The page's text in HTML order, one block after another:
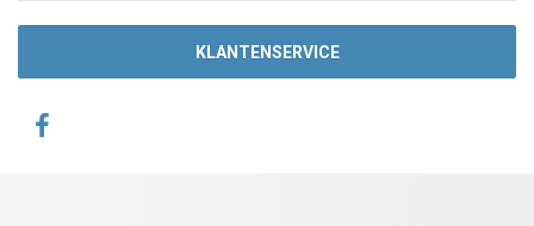
KLANTENSERVICE